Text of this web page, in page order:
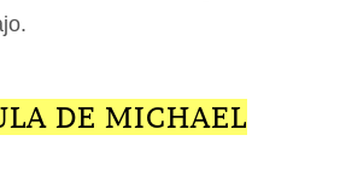
DE MICHAEL